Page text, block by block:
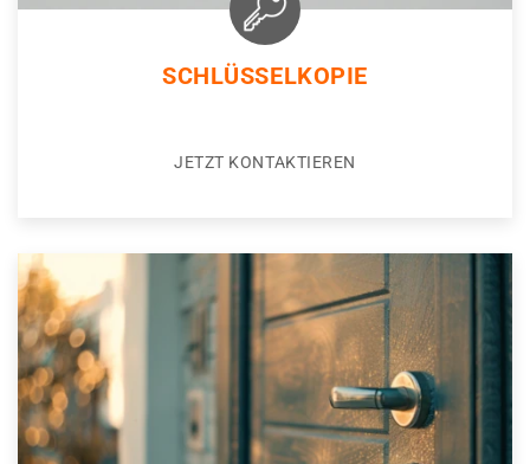
SCHLÜSSELKOPIE
JETZT KONTAKTIEREN